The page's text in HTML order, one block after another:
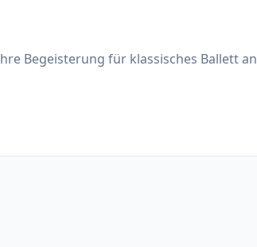
Begeisterung für klassisches Ballett an